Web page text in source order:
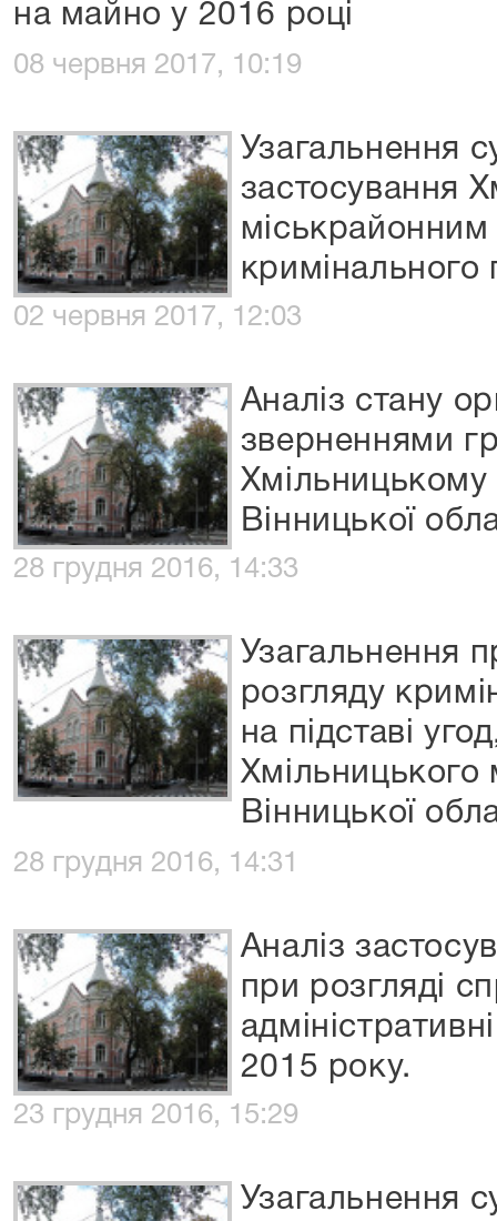
на майно у 2016 році
08 червня 2017, 10:19
Узагальнення
застосування
міськрайонним
02 червня 2017, 12:03
Аналіз стану
зверненнями
Хмільницькому
Вінницької
28 грудня 2016, 14:33
Узагальнення
розгляду
на підставі
Хмільницького
Вінницької
28 грудня 2016, 14:31
Аналіз
при розгляді
2015 року.
23 грудня 2016, 15:29
Узагальнення